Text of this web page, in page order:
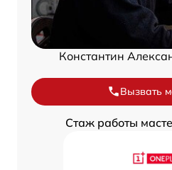
Константин
Вызвать
Стаж работы